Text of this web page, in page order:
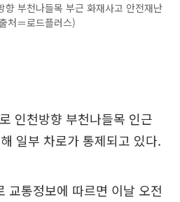
부천나들목 부근 화재사고 안전재난
처＝로드플러스)
인천방향 부천나들목 인근
일부 차로가 통제되고 있다.
교통정보에 따르면 이날 오전